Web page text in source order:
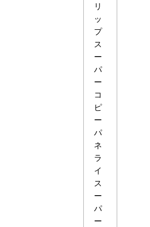
リ
ッ
プ
ス
ー
パ
ー
コ
ピ
ー
パ
ネ
ラ
イ
ス
ー
パ
ー